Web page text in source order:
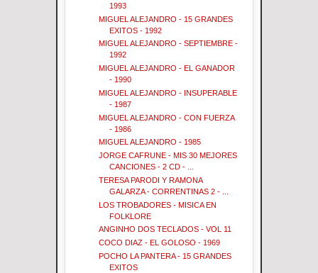
1993
MIGUEL ALEJANDRO - 15 GRANDES
EXITOS - 1992
MIGUEL ALEJANDRO - SEPTIEMBRE -
1992
MIGUEL ALEJANDRO - EL GANADOR
- 1990
MIGUEL ALEJANDRO - INSUPERABLE
- 1987
MIGUEL ALEJANDRO - CON FUERZA
- 1986
MIGUEL ALEJANDRO - 1985
JORGE CAFRUNE - MIS 30 MEJORES
CANCIONES - 2 CD - ...
TERESA PARODI Y RAMONA
GALARZA - CORRENTINAS 2 - ...
LOS TROBADORES - MISICA EN
FOLKLORE
ANGINHO DOS TECLADOS - VOL 11
COCO DIAZ - EL GOLOSO - 1969
POCHO LA PANTERA - 15 GRANDES
EXITOS